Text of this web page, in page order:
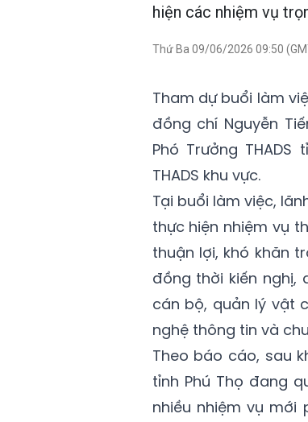
hiện các nhiệm vụ
Thứ Ba 09/06/2026 09:50
Tham dự buổi làm
đồng chí Nguyễn
Phó Trưởng
THADS khu vực.
Tại buổi làm việc,
thực hiện nhiệm vụ
thuận lợi, khó khăn
đồng thời kiến
cán bộ, quản lý vật
nghệ thông tin và
Theo báo cáo, sau
tỉnh Phú Thọ đang
nhiều nhiệm vụ mới